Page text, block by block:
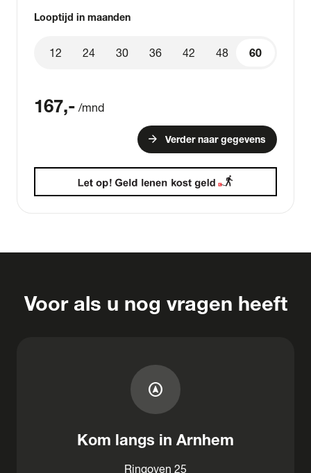
Looptijd in maanden
60
12 24 30 36 42 48 60
167,- /mnd
arrow_forward Verder naar gegevens
Voor als u nog vragen heeft
assistant_navigation
Kom langs in Arnhem
Ringoven 25